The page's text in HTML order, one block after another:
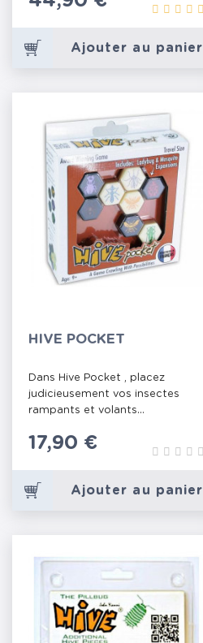
Ajouter au panier
HIVE POCKET
Dans Hive Pocket , placez
judicieusement vos insectes
rampants et volants...
Prix
17,90 €
Ajouter au panier